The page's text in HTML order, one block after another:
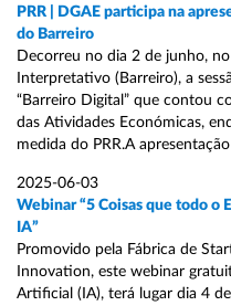
PRR | DGAE participa na
do Barreiro
Decorreu no dia 2 de junho,
Interpretativo (Barreiro), a
“Barreiro Digital” que contou
das Atividades Económicas,
medida do PRR.A
2025-06-03
Webinar “5 Coisas que todo o
IA”
Promovido pela Fábrica de
Innovation, este webinar
Artificial (IA), terá lugar dia 4